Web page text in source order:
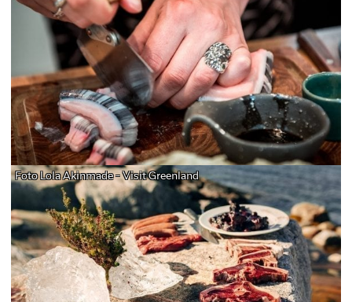
Foto Lola Akinmade - Visit Greenland